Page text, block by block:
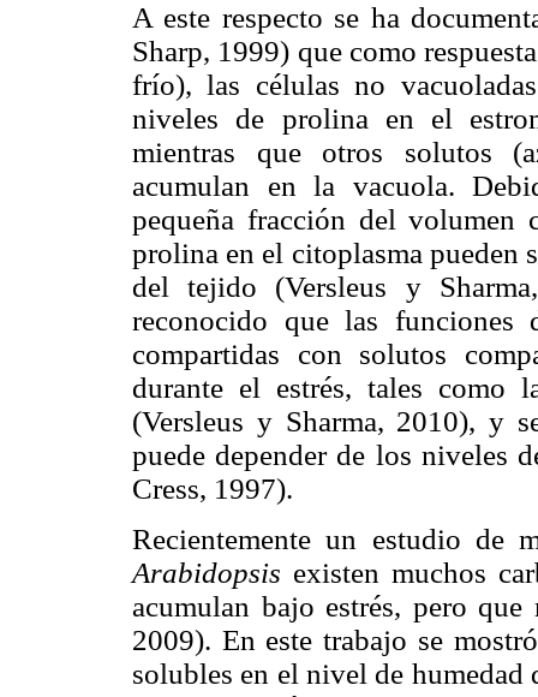
A este respecto se ha
Sharp, 1999) que como
frío), las células no
niveles de prolina en el
mientras que otros solutos
acumulan en la vacuola.
pequeña fracción del volumen
prolina en el citoplasma pueden
del tejido (Versleus y
reconocido que las
compartidas con solutos
durante el estrés, tales como
(Versleus y Sharma, 2010), y
puede depender de los niveles
Cress, 1997).
Recientemente un estudio de
Arabidopsis existen muchos
acumulan bajo estrés, pero
2009). En este trabajo se
solubles en el nivel de